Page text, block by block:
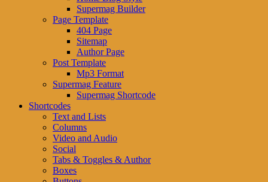
Supermag Builder
Page Template
404 Page
Sitemap
Author Page
Post Template
Mp3 Format
Supermag Feature
Supermag Shortcode
Shortcodes
Text and Lists
Columns
Video and Audio
Social
Tabs & Toggles & Author
Boxes